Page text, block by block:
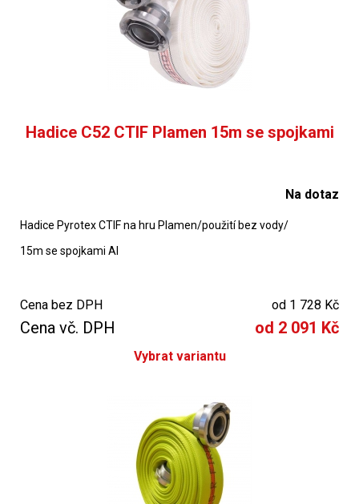
Hadice C52 CTIF Plamen 15m se spojkami
Na dotaz
Hadice Pyrotex CTIF na hru Plamen/použití bez vody/
15m se spojkami Al
Cena bez DPH od 1 728 Kč
Cena vč. DPH od 2 091 Kč
Vybrat variantu